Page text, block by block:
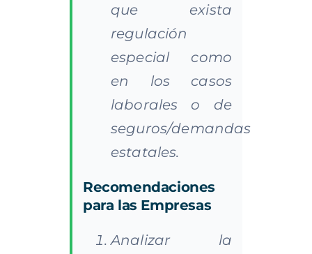
que exista
regulación
especial como
en los casos
laborales o de
seguros/demandas
estatales.
Recomendaciones
para las Empresas
Analizar la